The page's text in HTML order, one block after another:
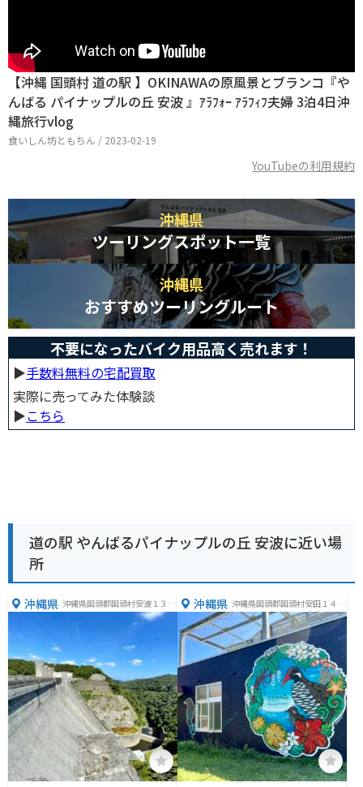
【沖縄 国頭村 道の駅 】OKINAWAの原風景とブランコ『や
んばる パイナップルの丘 安波 』ｱﾗﾌｫｰ ｱﾗﾌｨﾌ夫婦 3泊4日沖
縄旅行vlog
食いしん坊ともちん / 2023-02-19
YouTubeの利用規約
沖縄県
ツーリングスポット一覧
沖縄県
おすすめツーリングルート
不要になったバイク用品高く売れます！
▶︎手数料無料の宅配買取
実際に売ってみた体験談
▶︎こちら
道の駅 やんばるパイナップルの丘 安波に近い場
所
沖縄県 沖縄県国頭郡国頭村安波１３０
１−３
沖縄県 沖縄県国頭郡国頭村安田１４７
７−３５